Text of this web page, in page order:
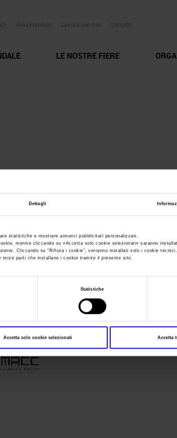
Dettagli
statistiche e mostrare annunci pubblicitari personalizzati.
mentre cliccando su «Accetta solo cookie selezionati» saranno
Cliccando su “Rifiuta i cookie”, verranno installati solo i cookie tecnici.
terze parti che installano i cookie tramite il presente sito.
Statistiche
Accetta solo cookie selezionati Accetta
Area Fornitori Lavora con noi Contatti
LE NOSTRE FIERE
> OKMarmomacc_Logo2016_20x8,5cm